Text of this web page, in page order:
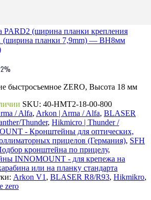
PARD2 (ширина планки крепления
(ширина планки 7,9mm) — BH8мм
быстросъемное ZERO, Высота 18 мм
SKU: 40-HMT2-18-00-800
/ Alfa, Arkon | Arma / Alfa, BLASER
Thunder, Hikmicro | Thunder /
- Кронштейны для оптических,
прицелов (Германия), SFH
кронштейна по прицелу,
INNOMOUNT - для крепежа на
или на планку стандарта
Arkon V1 , BLASER R8/R93, Hikmikro,
zero